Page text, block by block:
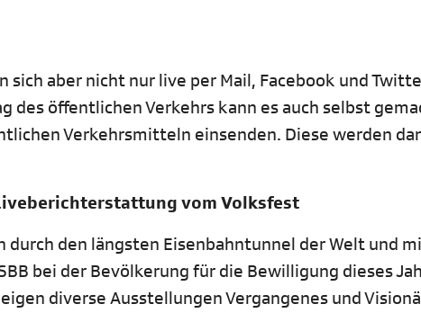
sich aber nicht nur live per Mail, Facebook und
des öffentlichen Verkehrs kann es auch selbst
Verkehrsmitteln einsenden. Diese werden
vom Volksfest
den längsten Eisenbahntunnel der Welt und
bei der Bevölkerung für die Bewilligung dieses
diverse Ausstellungen Vergangenes und